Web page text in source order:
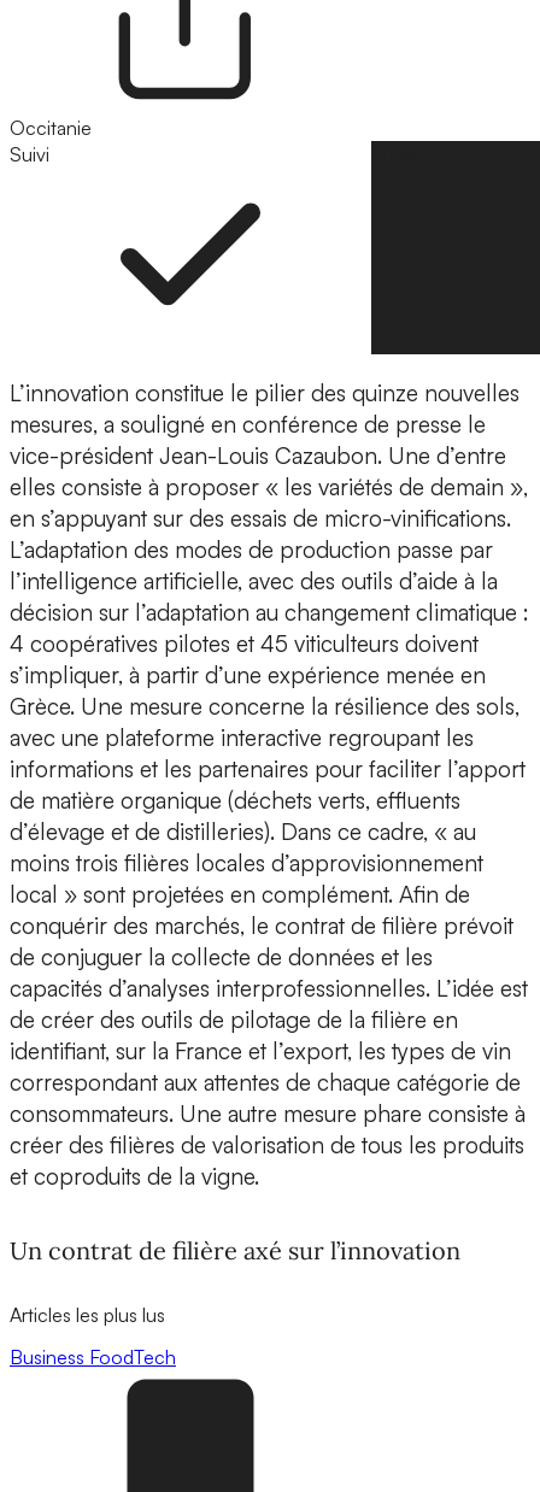
Occitanie
Suivi
L’innovation constitue le pilier des quinze nouvelles
mesures, a souligné en conférence de presse le
vice-président Jean-Louis Cazaubon. Une d’entre
elles consiste à proposer « les variétés de demain »,
en s’appuyant sur des essais de micro-vinifications.
L’adaptation des modes de production passe par
l’intelligence artificielle, avec des outils d’aide à la
décision sur l’adaptation au changement climatique :
4 coopératives pilotes et 45 viticulteurs doivent
s’impliquer, à partir d’une expérience menée en
Grèce. Une mesure concerne la résilience des sols,
avec une plateforme interactive regroupant les
informations et les partenaires pour faciliter l’apport
de matière organique (déchets verts, effluents
d’élevage et de distilleries). Dans ce cadre, « au
moins trois filières locales d’approvisionnement
local » sont projetées en complément. Afin de
conquérir des marchés, le contrat de filière prévoit
de conjuguer la collecte de données et les
capacités d’analyses interprofessionnelles. L’idée est
de créer des outils de pilotage de la filière en
identifiant, sur la France et l’export, les types de vin
correspondant aux attentes de chaque catégorie de
consommateurs. Une autre mesure phare consiste à
créer des filières de valorisation de tous les produits
et coproduits de la vigne.
Un contrat de filière axé sur l’innovation
Articles les plus lus
Business FoodTech